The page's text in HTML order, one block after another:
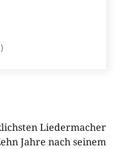
Liedermacher
Jahre nach seinem